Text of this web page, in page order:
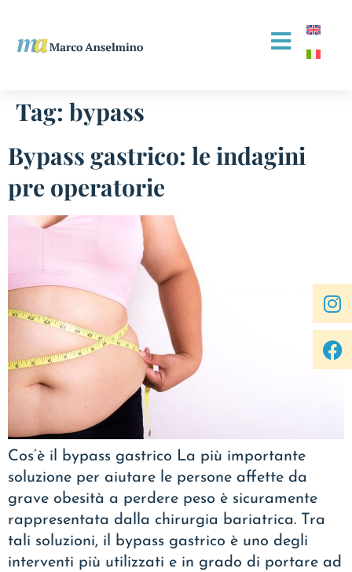
Tag: bypass
Bypass gastrico: le indagini
pre operatorie
Cos’è il bypass gastrico La più importante
soluzione per aiutare le persone affette da
grave obesità a perdere peso è sicuramente
rappresentata dalla chirurgia bariatrica. Tra
tali soluzioni, il bypass gastrico è uno degli
interventi più utilizzati e in grado di portare ad